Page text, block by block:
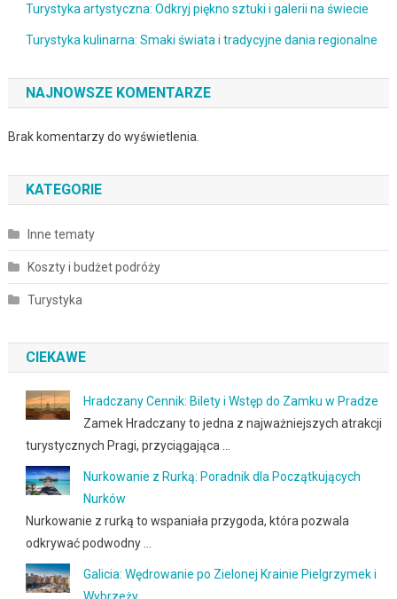
Turystyka artystyczna: Odkryj piękno sztuki i galerii na świecie
Turystyka kulinarna: Smaki świata i tradycyjne dania regionalne
NAJNOWSZE KOMENTARZE
Brak komentarzy do wyświetlenia.
KATEGORIE
Inne tematy
Koszty i budżet podróży
Turystyka
CIEKAWE
Hradczany Cennik: Bilety i Wstęp do Zamku w Pradze
Zamek Hradczany to jedna z najważniejszych atrakcji
turystycznych Pragi, przyciągająca …
Nurkowanie z Rurką: Poradnik dla Początkujących
Nurków
Nurkowanie z rurką to wspaniała przygoda, która pozwala
odkrywać podwodny …
Galicia: Wędrowanie po Zielonej Krainie Pielgrzymek i
Wybrzeży